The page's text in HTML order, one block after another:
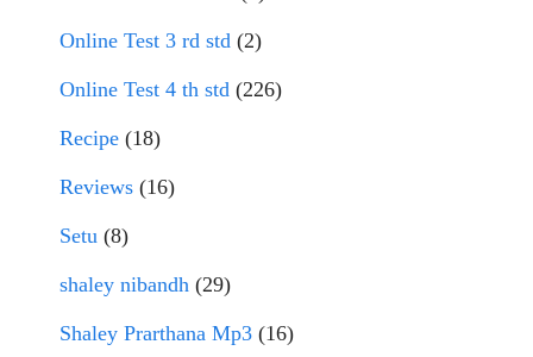
Online Test 3 rd std (2)
Online Test 4 th std (226)
Recipe (18)
Reviews (16)
Setu (8)
shaley nibandh (29)
Shaley Prarthana Mp3 (16)